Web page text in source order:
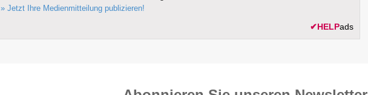
» Jetzt Ihre Medienmitteilung publizieren!
✔HELPads